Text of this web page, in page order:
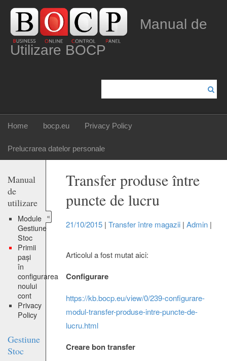
Manual de
Utilizare BOCP
Home bocp.eu Privacy Policy
Prelucrarea datelor personale
Manual
de
utilizare
Module
Gestiune
Stoc
Primii
pași
în
configurarea
noului
cont
Privacy
Policy
Gestiune
Stoc
«
Transfer produse între
puncte de lucru
21/10/2015| Transfer între magazii| Admin|
Articolul a fost mutat aici:
Configurare
https://kb.bocp.eu/view/0/239-configurare-
modul-transfer-produse-intre-puncte-de-
lucru.html
Creare bon transfer